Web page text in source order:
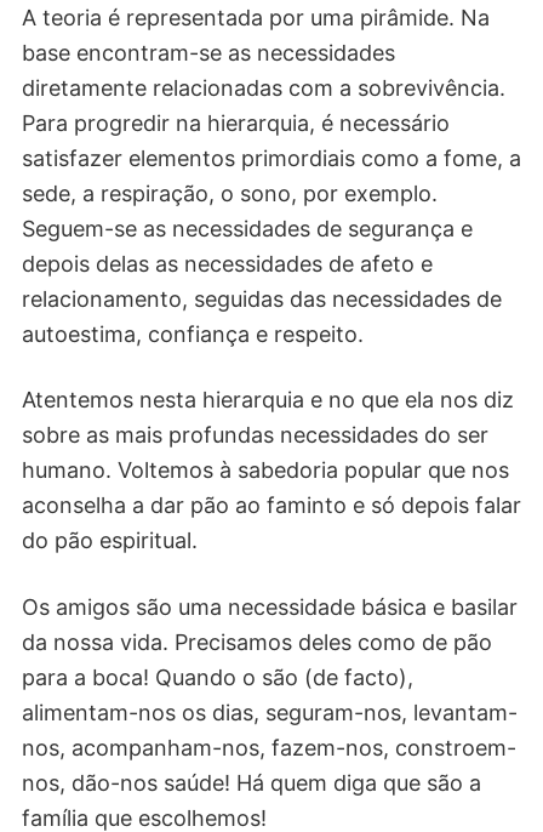
A teoria é representada por uma pirâmide. Na
base encontram-se as necessidades
diretamente relacionadas com a sobrevivência.
Para progredir na hierarquia, é necessário
satisfazer elementos primordiais como a fome, a
sede, a respiração, o sono, por exemplo.
Seguem-se as necessidades de segurança e
depois delas as necessidades de afeto e
relacionamento, seguidas das necessidades de
autoestima, confiança e respeito.
Atentemos nesta hierarquia e no que ela nos diz
sobre as mais profundas necessidades do ser
humano. Voltemos à sabedoria popular que nos
aconselha a dar pão ao faminto e só depois falar
do pão espiritual.
Os amigos são uma necessidade básica e basilar
da nossa vida. Precisamos deles como de pão
para a boca! Quando o são (de facto),
alimentam-nos os dias, seguram-nos, levantam-
nos, acompanham-nos, fazem-nos, constroem-
nos, dão-nos saúde! Há quem diga que são a
família que escolhemos!